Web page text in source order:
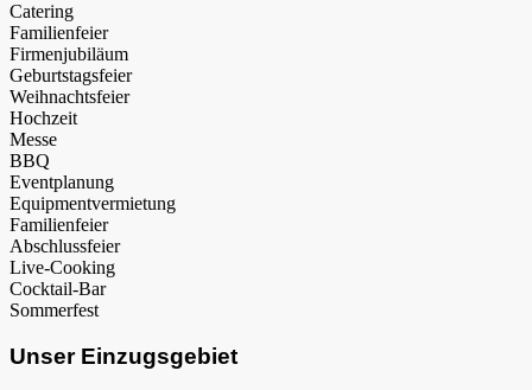
Catering
Familienfeier
Firmenjubiläum
Geburtstagsfeier
Weihnachtsfeier
Hochzeit
Messe
BBQ
Eventplanung
Equipmentvermietung
Familienfeier
Abschlussfeier
Live-Cooking
Cocktail-Bar
Sommerfest
Unser Einzugsgebiet